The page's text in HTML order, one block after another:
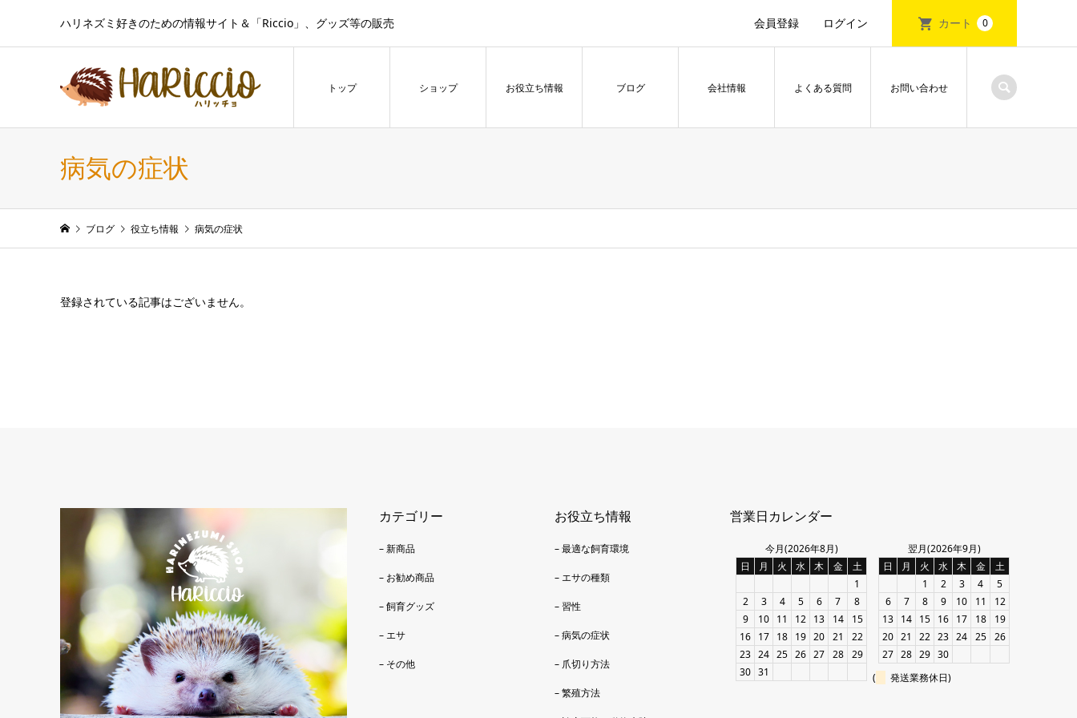
ハリネズミ好きのための情報サイト＆「Riccio」、グッズ等の販売 会員登録 ログイン カート 0
トップ ショップ お役立ち情報 ブログ 会社情報 よくある質問 お問い合わせ
病気の症状
ブログ 役立ち情報 病気の症状
登録されている記事はございません。
カテゴリー
– 新商品
– お勧め商品
– 飼育グッズ
– エサ
– その他
お役立ち情報
– 最適な飼育環境
– エサの種類
– 習性
– 病気の症状
– 爪切り方法
– 繁殖方法
営業日カレンダー
今月(2026年8月)
日
月 火 水 木 金
土
1
2
3 4 5 6 7
8
9
10 11 12 13 14
15
16 17 18 19 20 21
22
23 24 25 26 27 28
29
30 31
翌月(2026年9月)
日
月 火 水 木 金
土
1
2 3 4
5
6
7 8 9 10 11
12
13 14 15 16 17 18
19
20 21 22 23 24 25 26
27 28 29 30
(
発送業務休日)